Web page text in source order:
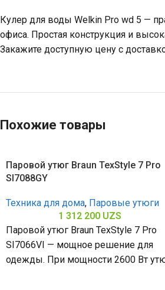
Кулер для воды Welkin Pro wd 5 —
офиса. Простая конструкция и
Закажите доступную цену с
Похожие товары
Паровой утюг Braun TexStyle 7 Pro
SI7088GY
Техника для дома, Паровые утюги
1 312 200 UZS
Паровой утюг Braun TexStyle 7 Pro
SI7066VI — мощное решение для
одежды. При мощности 2600 Вт